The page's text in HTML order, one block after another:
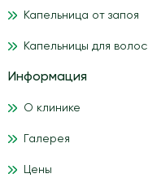
Капельница от запоя
Капельницы для волос
Информация
О клинике
Галерея
Цены